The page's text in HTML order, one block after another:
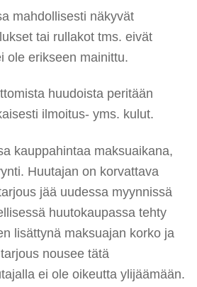
mahdollisesti näkyvät
tai rullakot tms. eivät
ole erikseen mainittu.
huudoista peritään
ilmoitus- yms. kulut.
kauppahintaa maksuaikana,
Huutajan on korvattava
jää uudessa myynnissä
huutokaupassa tehty
lisättynä maksuajan korko ja
nousee tätä
ei ole oikeutta ylijäämään.